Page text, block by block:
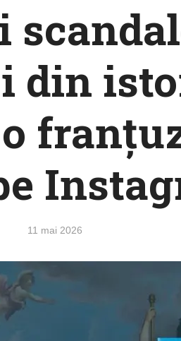
din
11 mai 2026